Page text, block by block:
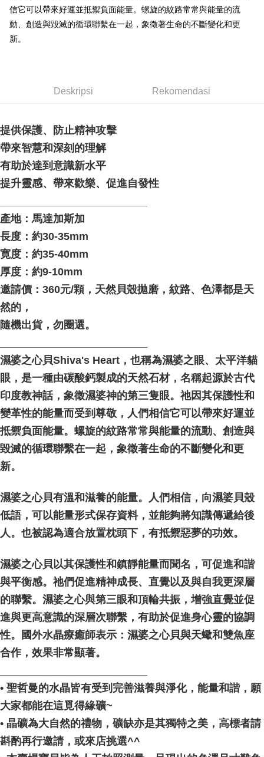
7-11取貨付款
NT$80/pesanan | Penghantaran percuma untuk pesanan
NT$3,000 atau lebih
NT$3,000 atau lebih
NT$80/pesanan | Penghantaran percuma untuk pesanan
NT$3,000 atau lebih
付款後門市自取
Penghantaran percuma
信它可以帶來好運並抵禦負面能量。螺旋的紋路常常與能量的流
動、創造與毀滅的循環聯繫在一起，象徵著生命的不斷變化和更
新。
Deskripsi Rekomendasi
提供保護、防止精神攻擊
帶來智慧和深刻的理解
有助於達到意識新水平
提升靈感、帶來歡樂、促進自發性
產地：馬達加斯加
長度：約30-35mm
寛度：約35-40mm
厚度：約9-10mm
邀請價：360元/顆，天然貝殼拋磨，紋路、色澤都是天
然的，
隨機出貨，勿圈選。
濕婆之心貝Shiva's Heart，也稱為濕婆之眼、太平洋貓
眼，是一種由碳酸鈣製成的天然石材，名稱起源於古代
印度教神話，象徵濕婆神的第三隻眼。祂因其保護性和
變革性的能量而受到尊敬，人們相信它可以帶來好運並
抵禦負面能量。螺旋的紋路常常與能量的流動、創造與
毀滅的循環聯繫在一起，象徵著生命的不斷變化和更
新。
濕婆之心貝有溫和滋養的能量。人們相信，向濕婆貝殼
低語，可以能量形式保存資料，並能夠將知識傳遞給後
人。也被認為適合放置枕頭下，有抵禦惡夢的功效。
濕婆之心貝以其保護性和鎮靜能量而聞名，可促進和諧
與平衡感。祂們促進精神成長、直覺以及與自我更深層
的聯繫。濕婆之心與第三眼和頂輪共振，增強直覺並促
進與更高意識的深層次聯繫，有助於促進身心靈的協調
性。國外水晶療癒師表示：濕婆之心貝與天蠍和雙魚座
合作，效果非常顯著。
• 聖哲曼的水晶皆有受到完善滋養與淨化，能量和諧，願
大家都能在這覓得緣礦~
• 晶礦為大自然的禮物，礦缺亦是其獨特之美，高標者請
斟酌再行邀請，或來店挑選^^